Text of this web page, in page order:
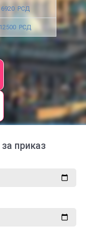
6920 РСД
12500 РСД
приказ